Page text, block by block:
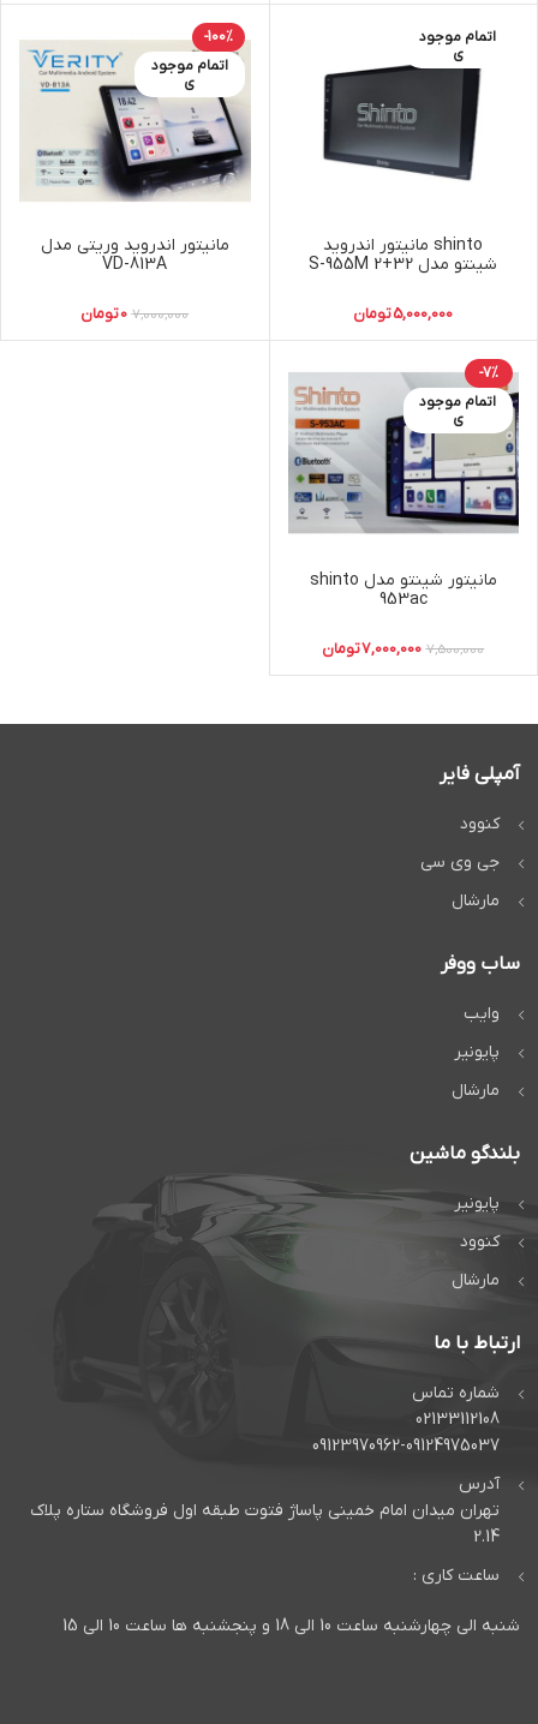
اتمام موجود
ی
shinto مانیتور اندروید
شینتو مدل S-955M 2+32
5,000,000تومان
-100%
اتمام موجود
ی
مانیتور اندروید وریتی مدل
VD-813A
7,000,000
0تومان
-7%
اتمام موجود
ی
مانیتور شینتو مدل shinto
953ac
7,500,000
7,000,000تومان
آمپلی فایر
کنوود
جی وی سی
مارشال
ساب ووفر
وایب
پایونیر
مارشال
بلندگو ماشین
پایونیر
کنوود
مارشال
ارتباط با ما
شماره تماس
02133112108
09123970962-09124975037
آدرس
تهران میدان امام خمینی پاساژ فتوت طبقه اول فروشگاه ستاره پلاک
2.14
ساعت کاری :
شنبه الی چهارشنبه ساعت 10 الی 18 و پنجشنبه ها ساعت 10 الی 15